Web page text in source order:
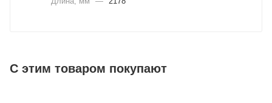
С этим товаром покупают